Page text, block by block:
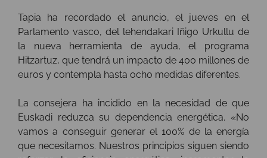
Tapia ha recordado el anuncio, el jueves en el
Parlamento vasco, del lehendakari Iñigo Urkullu de
la nueva herramienta de ayuda, el programa
Hitzartuz, que tendrá un impacto de 400 millones de
euros y contempla hasta ocho medidas diferentes.
La consejera ha incidido en la necesidad de que
Euskadi reduzca su dependencia energética. «No
vamos a conseguir generar el 100% de la energía
que necesitamos. Nuestros principios siguen siendo